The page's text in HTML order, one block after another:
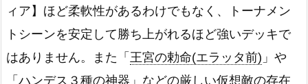
ィア】ほど柔軟性があるわけでもなく、トーナメン
トシーンを安定して勝ち上がれるほど強いデッキで
はありません。また「 王宮の勅命(エラッタ前) 」や
「ハンデス３種の神器」などの厳しい仮想敵の存在